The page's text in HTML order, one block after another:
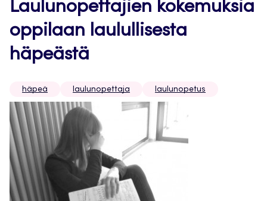
Laulunopettajien kokemuksia
oppilaan laulullisesta
häpeästä
häpeä laulunopettaja laulunopetus